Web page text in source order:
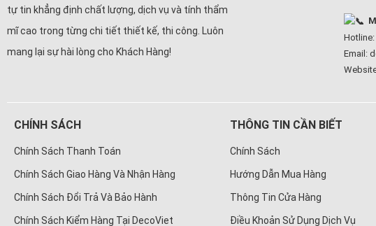
tự tin khẳng định chất lượng, dịch vụ và tính thẩm
mĩ cao trong từng chi tiết thiết kế, thi công. Luôn
mang lại sự hài lòng cho Khách Hàng!
Hotline:
Email:
CHÍNH SÁCH
Chính Sách Thanh Toán
Chính Sách Giao Hàng Và Nhận Hàng
Chính Sách Đổi Trả Và Bảo Hành
Chính Sách Kiểm Hàng Tại DecoViet
THÔNG TIN CẦN BIẾT
Chính Sách
Hướng Dẫn Mua Hàng
Thông Tin Cửa Hàng
Điều Khoản Sử Dụng Dịch Vụ